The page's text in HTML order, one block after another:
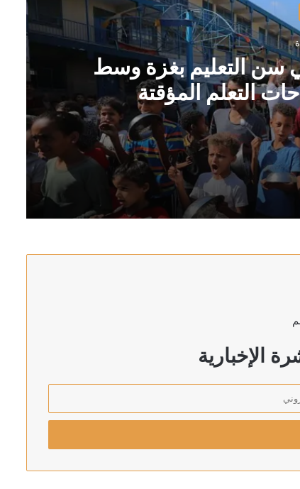
طفل في سن التعليم بغزة وسط
التعلم المؤقتة
للمسيرات
الإخبارية